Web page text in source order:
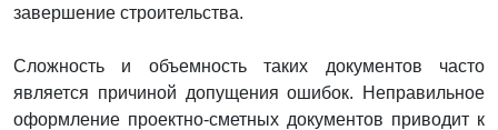
завершение строительства.
Сложность и объемность таких документов часто
является причиной допущения ошибок. Неправильное
оформление проектно-сметных документов приводит к